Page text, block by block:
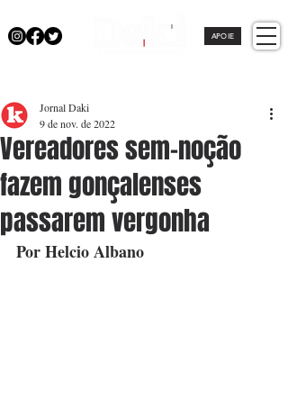
APOIE
Vereadores sem-noção
fazem gonçalenses
passarem vergonha
Jornal Daki
9 de nov. de 2022
Por Helcio Albano